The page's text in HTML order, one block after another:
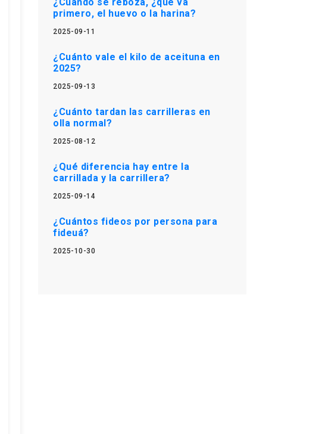
primero, el huevo o la harina?
2025-09-11
¿Cuánto vale el kilo de aceituna en
2025?
2025-09-13
¿Cuánto tardan las carrilleras en
olla normal?
2025-08-12
¿Qué diferencia hay entre la
carrillada y la carrillera?
2025-09-14
¿Cuántos fideos por persona para
fideuá?
2025-10-30